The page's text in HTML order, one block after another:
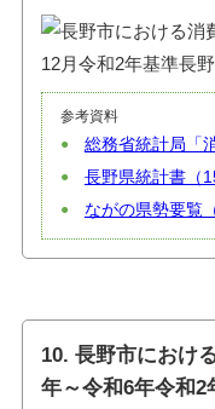
参考資料
総務省統計局「
長野県統計書（
ながの県勢要覧
10. 長野市におけ
年～令和6年令和2